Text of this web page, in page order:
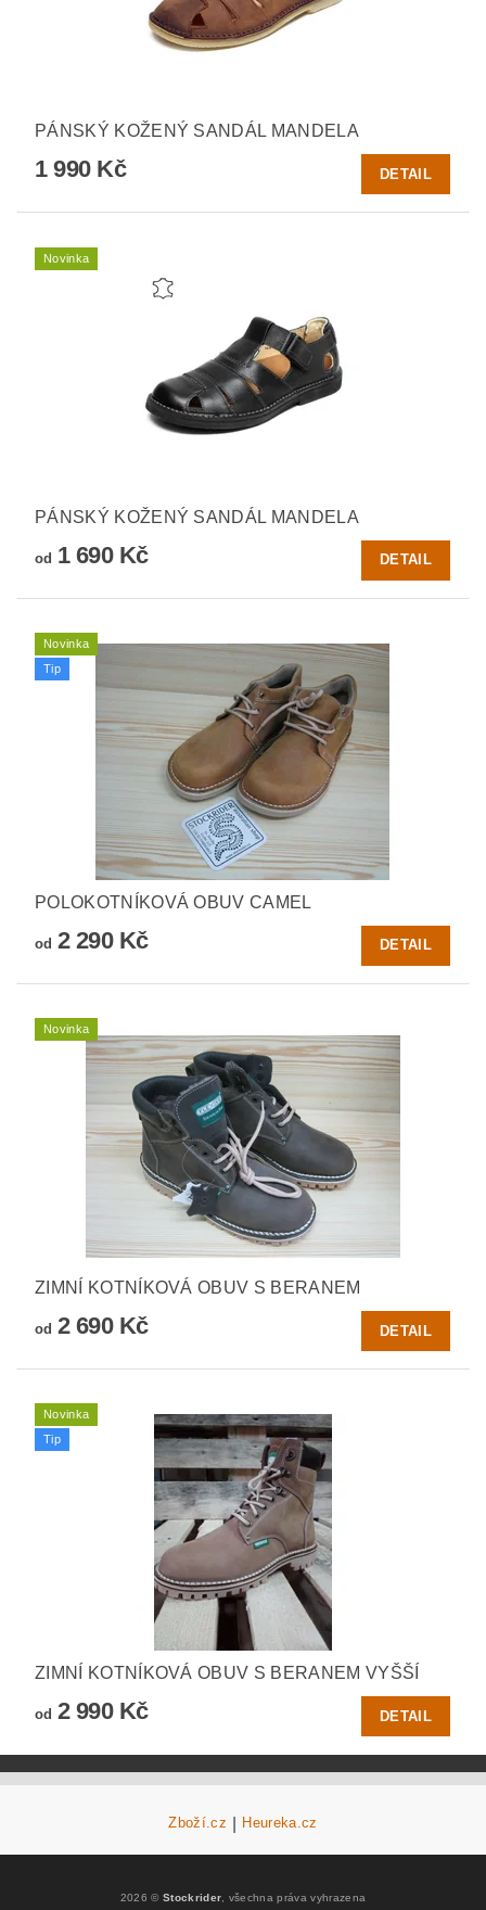
PÁNSKÝ KOŽENÝ SANDÁL MANDELA
1 990 Kč DETAIL
Novinka
PÁNSKÝ KOŽENÝ SANDÁL MANDELA
od 1 690 Kč DETAIL
Novinka
Tip
POLOKOTNÍKOVÁ OBUV CAMEL
od 2 290 Kč DETAIL
Novinka
ZIMNÍ KOTNÍKOVÁ OBUV S BERANEM
od 2 690 Kč DETAIL
Novinka
Tip
ZIMNÍ KOTNÍKOVÁ OBUV S BERANEM VYŠŠÍ
od 2 990 Kč DETAIL
Zboží.cz Heureka.cz
2026 ©Stockrider , všechna práva vyhrazena